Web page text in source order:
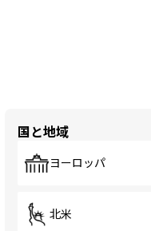
国と地域
ヨーロッパ
北米